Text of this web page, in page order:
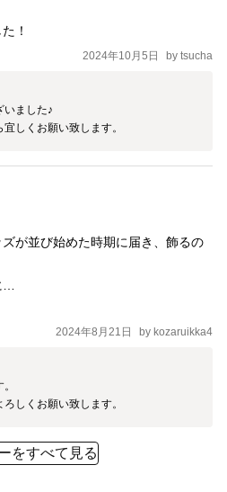
！
2024年10月5日 by tsucha
いました♪
しくお願い致します。
が並び始めた時期に届き、飾るの
2024年8月21日 by kozaruikka4
しくお願い致します。
をすべて見る